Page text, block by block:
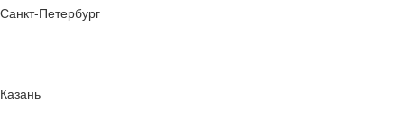
Санкт-Петербург
Казань